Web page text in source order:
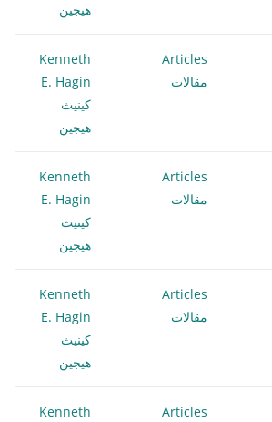
هيجين
Articles
مقالات
Kenneth
E. Hagin
كينيث
هيجين
Articles
مقالات
Kenneth
E. Hagin
كينيث
هيجين
Articles
مقالات
Kenneth
E. Hagin
كينيث
هيجين
Articles
Kenneth